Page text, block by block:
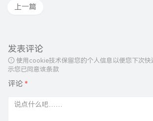
上一篇
发表评论
使用cookie技术保留您的个人信息以便您下次快
示您已同意该条款
评论 *